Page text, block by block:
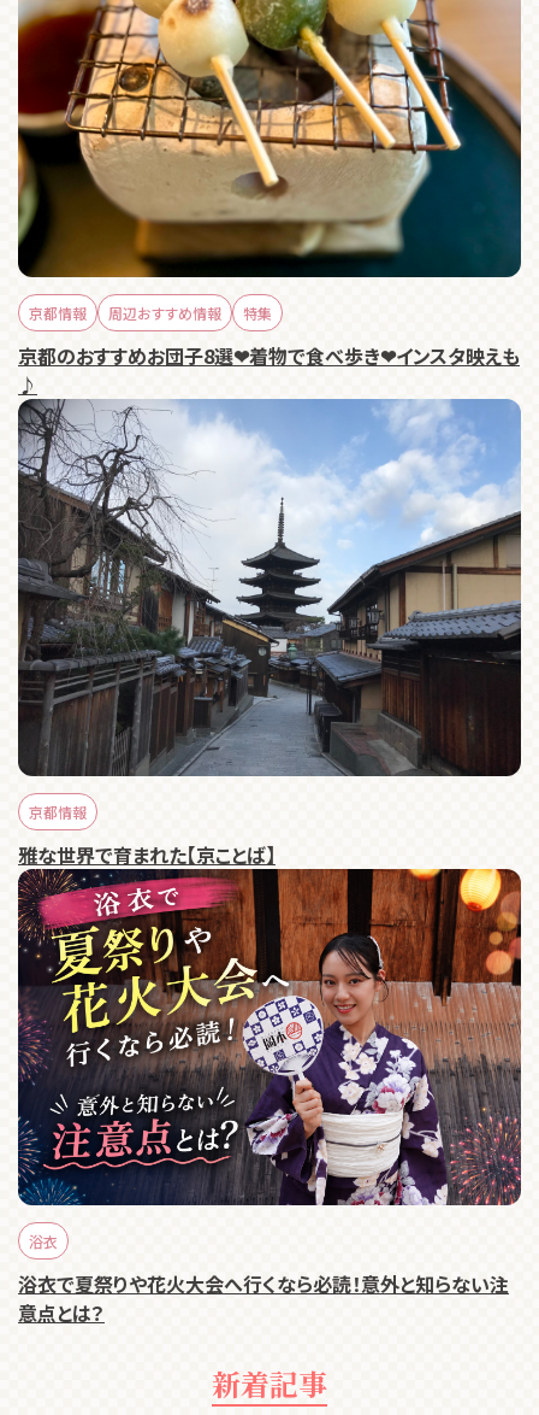
京都情報 周辺おすすめ情報 特集
京都のおすすめお団子8選❤着物で食べ歩き❤インスタ映えも
♪
京都情報
雅な世界で育まれた【京ことば】
浴衣
浴衣で夏祭りや花火大会へ行くなら必読！意外と知らない注
意点とは？
新着記事